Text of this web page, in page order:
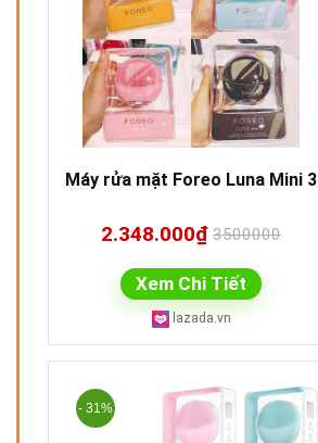
Máy rửa mặt Foreo Luna Mini 3
2.348.000₫ 3500000
Xem Chi Tiết
lazada.vn
- 31%